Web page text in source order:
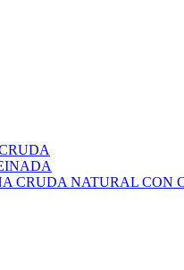
CRUDA NATURAL CON